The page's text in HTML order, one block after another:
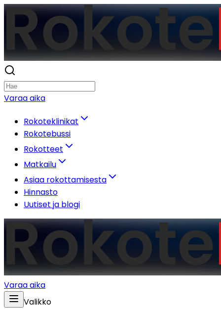
Varaa aika
Rokoteklinikat
Rokotebussi
Rokotteet
Matkailu
Asiaa rokottamisesta
Hinnasto
Uutiset ja blogi
Varaa aika
Valikko